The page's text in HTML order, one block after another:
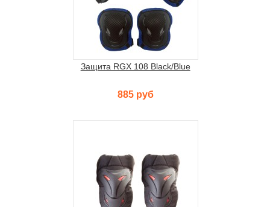
Защита RGX 108 Black/Blue
885 руб